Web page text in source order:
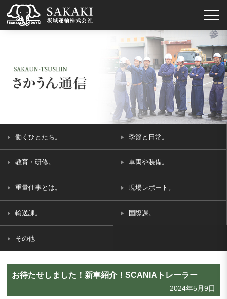
働くひとたち。 季節と日常。
教育・研修。 車両や装備。
重量仕事とは。 現場レポート。
輸送課。 国際課。
その他
お待たせしました！新車紹介！SCANIAトレーラー
2024年5月9日